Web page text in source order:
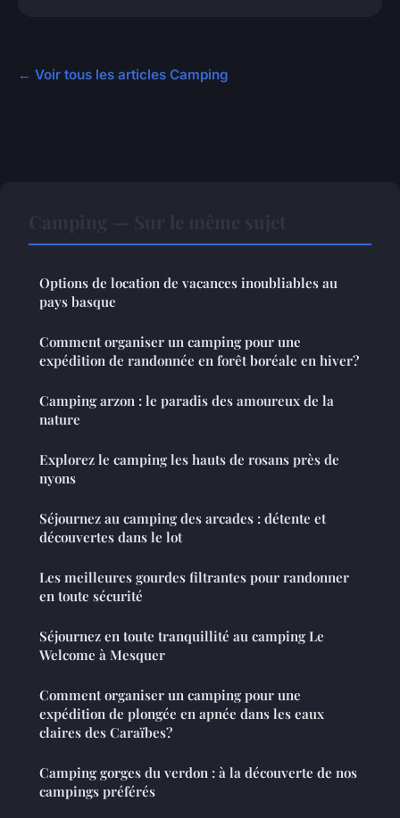
← Voir tous les articles Camping
Options de location de vacances inoubliables au
pays basque
Comment organiser un camping pour une
expédition de randonnée en forêt boréale en hiver?
Camping arzon : le paradis des amoureux de la
nature
Explorez le camping les hauts de rosans près de
nyons
Séjournez au camping des arcades : détente et
découvertes dans le lot
Les meilleures gourdes filtrantes pour randonner
en toute sécurité
Séjournez en toute tranquillité au camping Le
Welcome à Mesquer
Comment organiser un camping pour une
expédition de plongée en apnée dans les eaux
claires des Caraïbes?
Camping gorges du verdon : à la découverte de nos
campings préférés